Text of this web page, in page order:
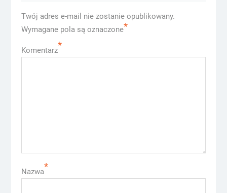
Twój adres e-mail nie zostanie opublikowany.
Wymagane pola są oznaczone*
Komentarz*
Nazwa*